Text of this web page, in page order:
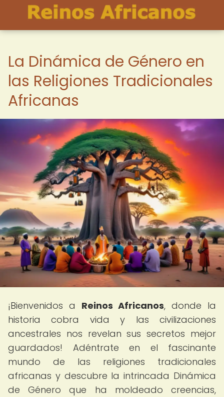
La Dinámica de Género en
las Religiones Tradicionales
Africanas
¡Bienvenidos a Reinos Africanos, donde la
historia cobra vida y las civilizaciones
ancestrales nos revelan sus secretos mejor
guardados! Adéntrate en el fascinante
mundo de las religiones tradicionales
africanas y descubre la intrincada Dinámica
de Género que ha moldeado creencias,